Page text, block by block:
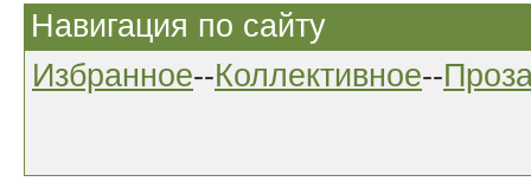
Навигация по сайту
Избранное--Коллективное--